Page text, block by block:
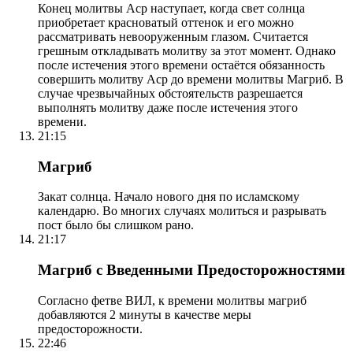
Конец молитвы Аср наступает, когда свет солнца
приобретает красноватый оттенок и его можно
рассматривать невооруженным глазом. Считается
грешным откладывать молитву за этот момент. Однако
после истечения этого времени остаётся обязанность
совершить молитву Аср до времени молитвы Магриб. В
случае чрезвычайных обстоятельств разрешается
выполнять молитву даже после истечения этого
времени.
21:15
Магриб
Закат солнца. Начало нового дня по исламскому
календарю. Во многих случаях молиться и разрывать
пост было бы слишком рано.
21:17
Магриб с Введенными Предосторожностями
Согласно фетве ВИЛ, к времени молитвы магриб
добавляются 2 минуты в качестве меры
предосторожности.
22:46